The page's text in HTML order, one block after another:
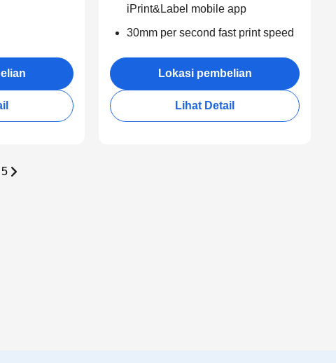
iPrint&Label mobile app
30mm per second fast print speed
Lokasi pembelian
Lihat Detail
5